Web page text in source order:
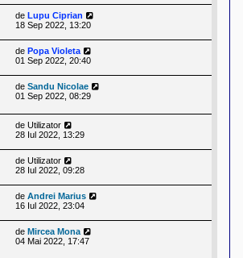
de Lupu Ciprian
18 Sep 2022, 13:20
de Popa Violeta
01 Sep 2022, 20:40
de Sandu Nicolae
01 Sep 2022, 08:29
de Utilizator
28 Iul 2022, 13:29
de Utilizator
28 Iul 2022, 09:28
de Andrei Marius
16 Iul 2022, 23:04
de Mircea Mona
04 Mai 2022, 17:47